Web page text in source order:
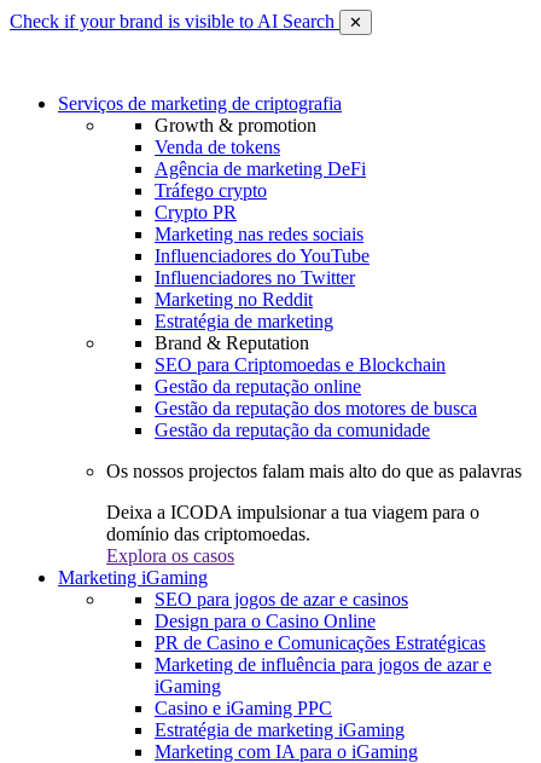
Check if your brand is visible to AI Search ✕
Serviços de marketing de criptografia
Growth & promotion
Venda de tokens
Agência de marketing DeFi
Tráfego crypto
Crypto PR
Marketing nas redes sociais
Influenciadores do YouTube
Influenciadores no Twitter
Marketing no Reddit
Estratégia de marketing
Brand & Reputation
SEO para Criptomoedas e Blockchain
Gestão da reputação online
Gestão da reputação dos motores de busca
Gestão da reputação da comunidade
Os nossos projectos falam mais alto do que as palavras
Deixa a ICODA impulsionar a tua viagem para o
domínio das criptomoedas.
Explora os casos
Marketing iGaming
SEO para jogos de azar e casinos
Design para o Casino Online
PR de Casino e Comunicações Estratégicas
Marketing de influência para jogos de azar e
iGaming
Casino e iGaming PPC
Estratégia de marketing iGaming
Marketing com IA para o iGaming